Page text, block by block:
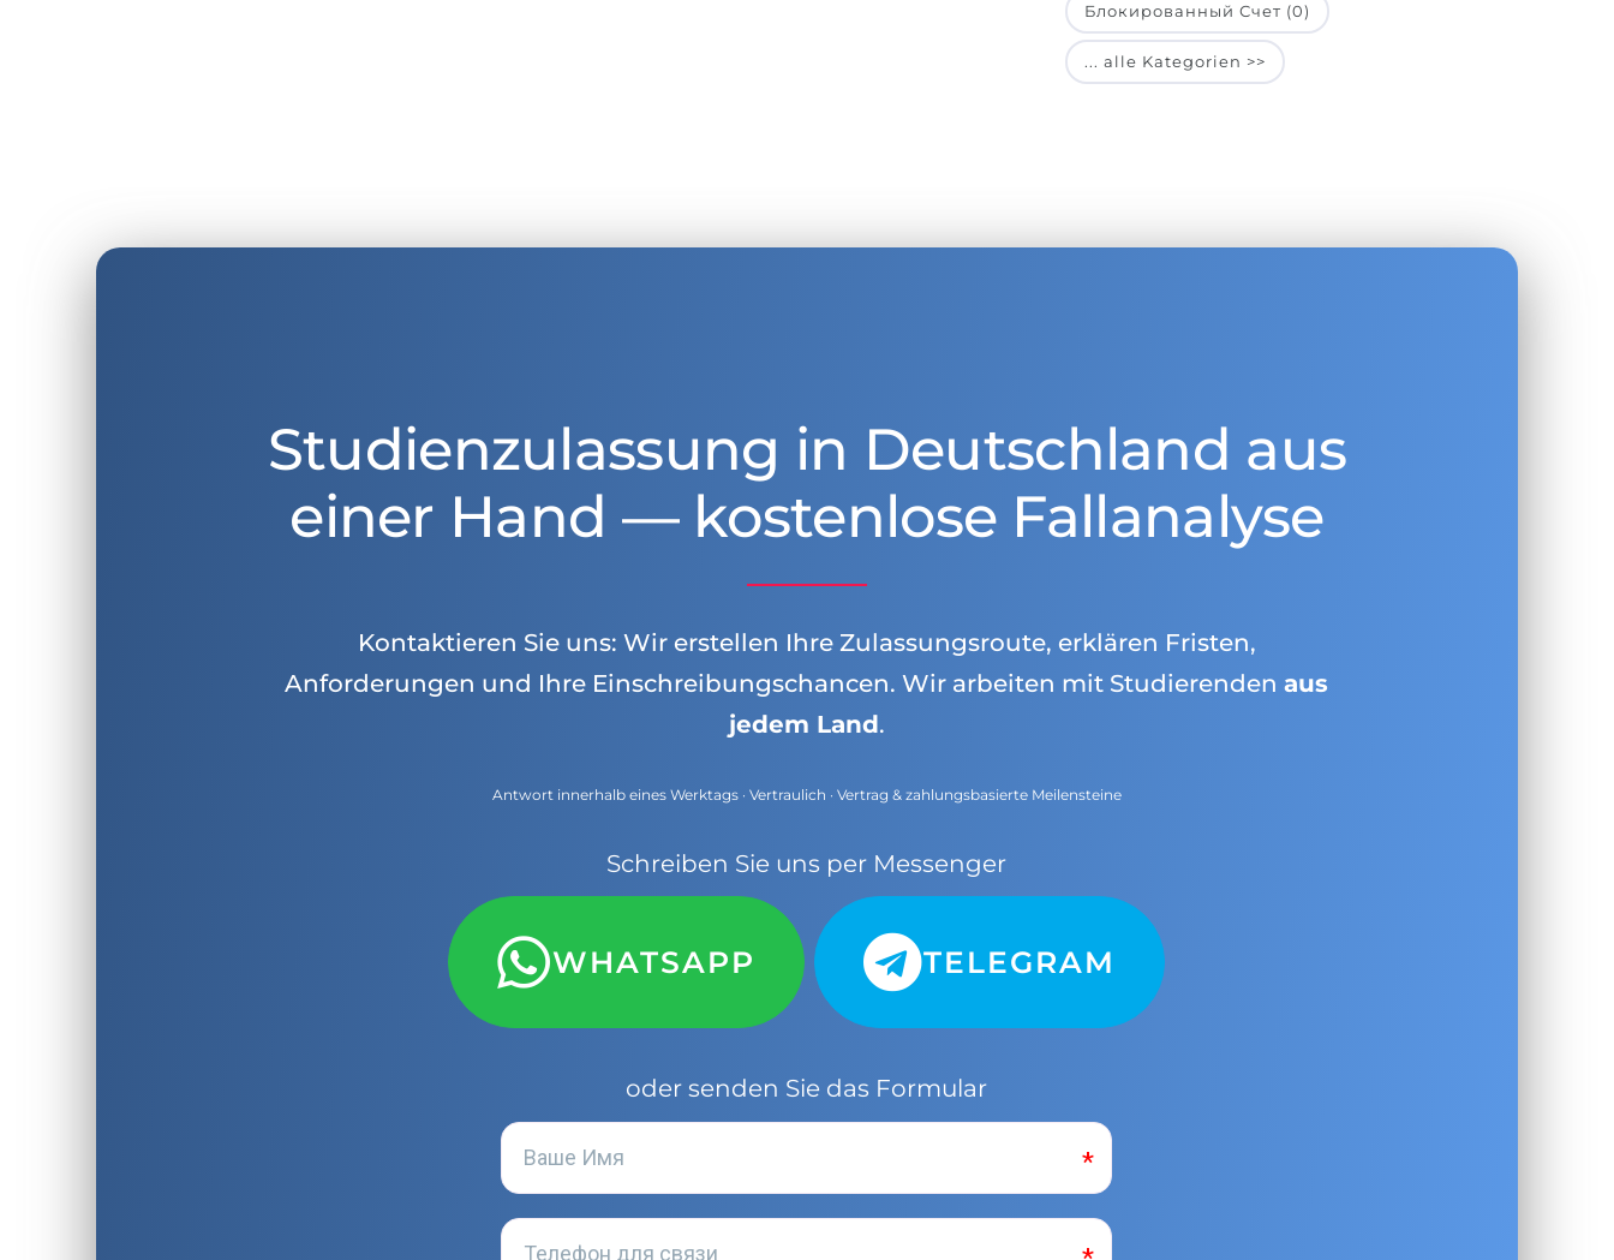
Блокированный Счет (0)
... alle Kategorien >>
Studienzulassung in Deutschland aus
einer Hand — kostenlose Fallanalyse
Kontaktieren Sie uns: Wir erstellen Ihre Zulassungsroute, erklären Fristen,
Anforderungen und Ihre Einschreibungschancen. Wir arbeiten mit Studierendenaus
jedem Land.
Antwort innerhalb eines Werktags · Vertraulich · Vertrag & zahlungsbasierte Meilensteine
Schreiben Sie uns per Messenger
WHATSAPP TELEGRAM
oder senden Sie das Formular